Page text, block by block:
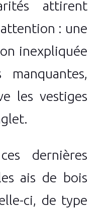
attirent
: une
inexpliquée
les vestiges
dernières
ais de bois
ci, de type